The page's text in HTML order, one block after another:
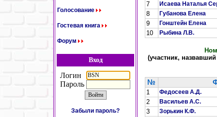
Голосование
Гостевая книга
Форум
Вход
Логин
Пароль
Забыли пароль?
7 Исаева Наталья
8 Губанова Елена
9 Гонштейн Елена
10 Рыбина Л.В.
(участник,
№
1 Федосеев А.Д.
2 Васильев А.С.
3 Зорькин К.Ф.